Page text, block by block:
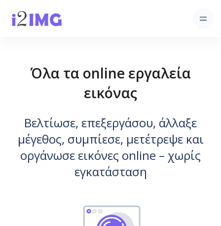
Όλα τα online εργαλεία
εικόνας
Βελτίωσε, επεξεργάσου, άλλαξε
μέγεθος, συμπίεσε, μετέτρεψε και
οργάνωσε εικόνες online – χωρίς
εγκατάσταση